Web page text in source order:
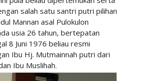
salah satu santri putri pilihan
Mannan asal Pulokulon
usia 26 tahun, bertepatan
8 Juni 1976 beliau resmi
Ibu Hj. Mutmainnah putri dari
Ibu Muslihah.